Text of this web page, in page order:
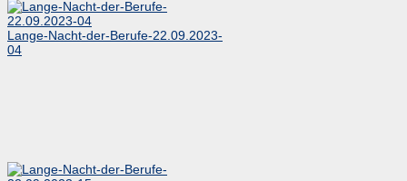
Lange-Nacht-der-Berufe-22.09.2023-
04